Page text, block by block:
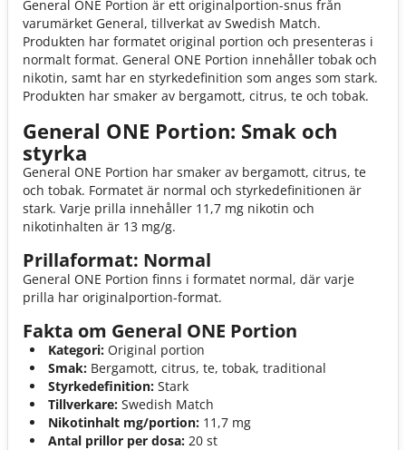
General ONE Portion är ett originalportion-snus från
varumärket General, tillverkat av Swedish Match.
Produkten har formatet original portion och presenteras i
normalt format. General ONE Portion innehåller tobak och
nikotin, samt har en styrkedefinition som anges som stark.
Produkten har smaker av bergamott, citrus, te och tobak.
General ONE Portion: Smak och
styrka
General ONE Portion har smaker av bergamott, citrus, te
och tobak. Formatet är normal och styrkedefinitionen är
stark. Varje prilla innehåller 11,7 mg nikotin och
nikotinhalten är 13 mg/g.
Prillaformat: Normal
General ONE Portion finns i formatet normal, där varje
prilla har originalportion-format.
Fakta om General ONE Portion
Kategori: Original portion
Smak: Bergamott, citrus, te, tobak, traditional
Styrkedefinition: Stark
Tillverkare: Swedish Match
Nikotinhalt mg/portion: 11,7 mg
Antal prillor per dosa: 20 st